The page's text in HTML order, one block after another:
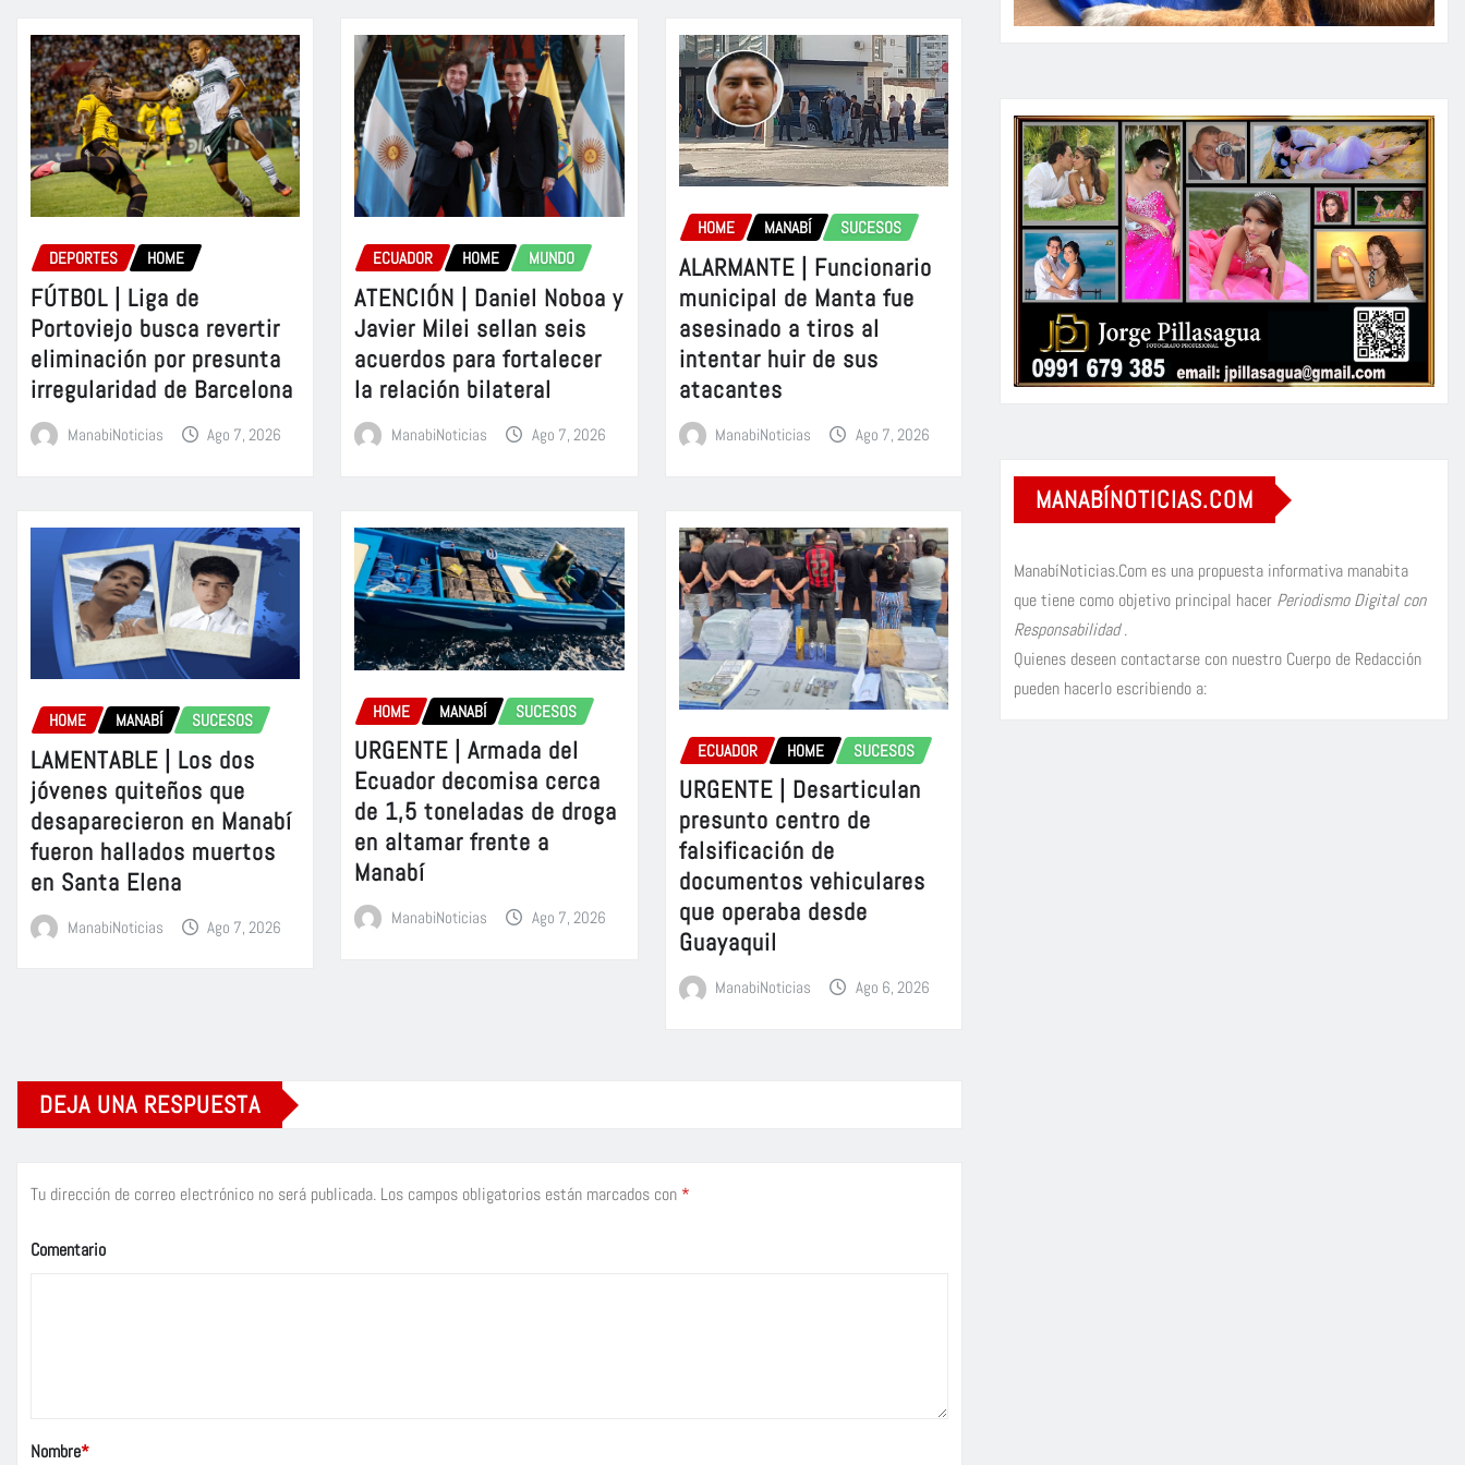
DEPORTES HOME
FÚTBOL | Liga de
Portoviejo busca revertir
eliminación por presunta
irregularidad de Barcelona
ManabiNoticias Ago 7, 2026
ECUADOR HOME MUNDO
ATENCIÓN | Daniel Noboa y
Javier Milei sellan seis
acuerdos para fortalecer
la relación bilateral
ManabiNoticias Ago 7, 2026
HOME MANABÍ SUCESOS
ALARMANTE | Funcionario
municipal de Manta fue
asesinado a tiros al
intentar huir de sus
atacantes
ManabiNoticias Ago 7, 2026
HOME MANABÍ SUCESOS
LAMENTABLE | Los dos
jóvenes quiteños que
desaparecieron en Manabí
fueron hallados muertos
en Santa Elena
ManabiNoticias Ago 7, 2026
HOME MANABÍ SUCESOS
URGENTE | Armada del
Ecuador decomisa cerca
de 1,5 toneladas de droga
en altamar frente a
Manabí
ManabiNoticias Ago 7, 2026
ECUADOR HOME SUCESOS
URGENTE | Desarticulan
presunto centro de
falsificación de
documentos vehiculares
que operaba desde
Guayaquil
ManabiNoticias Ago 6, 2026
DEJA UNA RESPUESTA
Tu dirección de correo electrónico no será publicada. Los campos obligatorios están marcados con *
Comentario
Nombre*
MANABÍNOTICIAS.COM
ManabíNoticias.Com es una propuesta informativa manabita
que tiene como objetivo principal hacer Periodismo Digital con
Responsabilidad.
Quienes deseen contactarse con nuestro Cuerpo de Redacción
pueden hacerlo escribiendo a: